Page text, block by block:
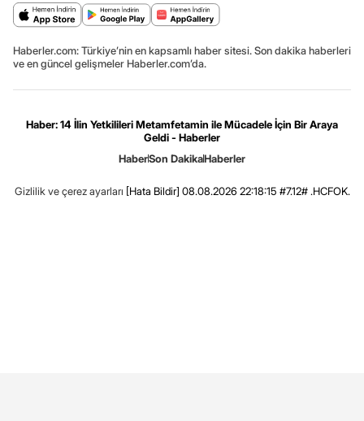
Haberler.com: Türkiye’nin en kapsamlı haber sitesi. Son dakika haberleri
ve en güncel gelişmeler Haberler.com’da.
Haber: 14 İlin Yetkilileri Metamfetamin ile Mücadele İçin Bir Araya
Geldi - Haberler
HaberSon DakikaHaberler
Gizlilik ve çerez ayarları [Hata Bildir] 08.08.2026 22:18:15 #7.12# .HCFOK.